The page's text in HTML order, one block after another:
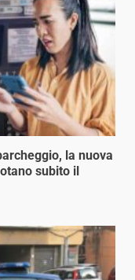
la nuova
subito il